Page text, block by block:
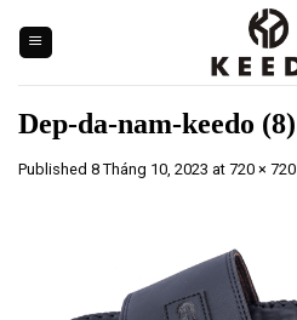
content
Dep-da-nam-keedo (8)
Published 8 Tháng 10, 2023 at 720 × 720